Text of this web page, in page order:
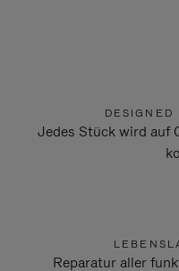
DESIGNED
Jedes Stück wird auf
Reparatur aller